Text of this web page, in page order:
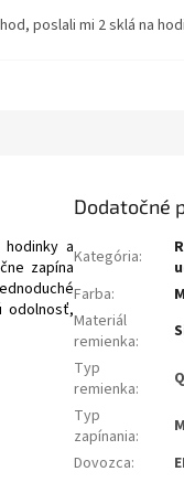
a
zapína
odolnosť,
Dodatočné
Kategória:
Farba:
Materiál
remienka:
Typ
remienka:
Typ
zapínania:
Dovozca:
poslali mi 2 sklá na